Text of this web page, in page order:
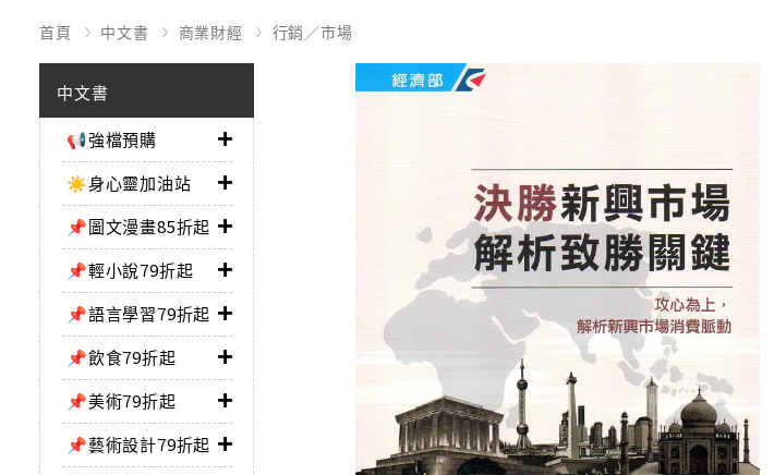
首頁 中文書 商業財經 行銷／市場
中文書
📢強檔預購
☀️身心靈加油站
📌圖文漫畫85折起
📌輕小說79折起
📌語言學習79折起
📌飲食79折起
📌美術79折起
📌藝術設計79折起